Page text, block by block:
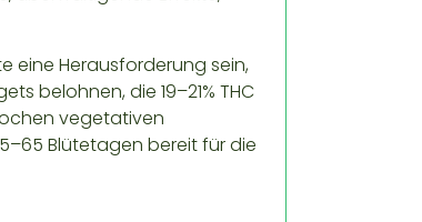
eine Herausforderung sein,
belohnen, die 19–21% THC
vegetativen
Blütetagen bereit für die